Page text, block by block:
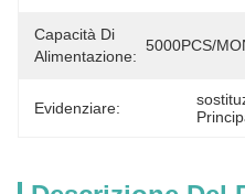
Capacità Di
Alimentazione:
5000PCS/
Evidenziare: